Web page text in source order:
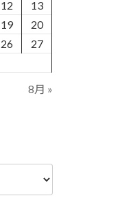
12
13
19
20
26
27
8月 »